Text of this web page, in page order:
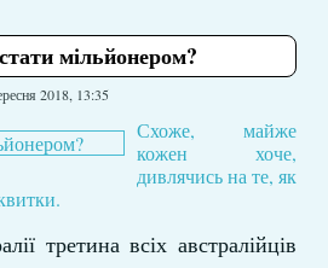
мільйонером?
2018, 13:35
Схоже, майже
кожен хоче,
дивлячись на те, як
третина всіх австралійців